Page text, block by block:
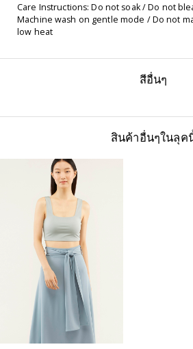
Care Instructions: Do not soak / Do not
Machine wash on gentle mode / Do not
low heat
สีอื่นๆ
สินค้าอื่นๆในลุค